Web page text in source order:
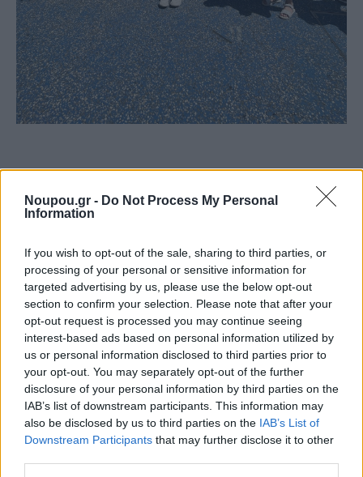
Noupou.gr - Do Not Process My Personal
Information
If you wish to opt-out of the sale, sharing to third parties, or
processing of your personal or sensitive information for
targeted advertising by us, please use the below opt-out
section to confirm your selection. Please note that after your
opt-out request is processed you may continue seeing
interest-based ads based on personal information utilized by
us or personal information disclosed to third parties prior to
your opt-out. You may separately opt-out of the further
disclosure of your personal information by third parties on the
IAB’s list of downstream participants. This information may
also be disclosed by us to third parties on the IAB’s List of
Downstream Participants that may further disclose it to other
συγκινητική. Τα παιδιά αναγνώρισαν το ένα το άλλο,
χειροποίητα δώρα, ζωγράφισαν μαζί και συμμετείχαν
σε ειδικά σχεδιασμένα εργαστήρια του CERN,
προσαρμοσμένα στην ηλικία τους». Μέσα από
δημιουργικές, βιωματικές δραστηριότητες, ήρθαν σε
επαφή με την έννοια της επιστήμης. Όχι ως κάτι
«δύσκολο», αλλά ως έναν κόσμο γεμάτο παιχνίδι,
περιέργεια και ενθουσιασμό.
Η συμβολή των Ελλήνων του CERN και η
αξία της εκπαιδευτικής σύνδεσης